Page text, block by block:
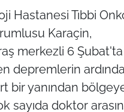
Hastanesi Tıbbi
Karaçin,
merkezli 6 Şubat'ta
depremlerin
bir yanından
sayıda doktor